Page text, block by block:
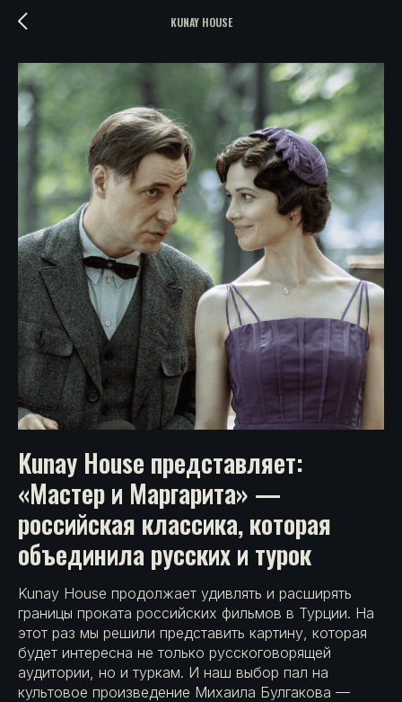
KUNAY HOUSE
Kunay House представляет:
«Мастер и Маргарита» —
российская классика, которая
объединила русских и турок
Kunay House продолжает удивлять и расширять
границы проката российских фильмов в Турции. На
этот раз мы решили представить картину, которая
будет интересна не только русскоговорящей
аудитории, но и туркам. И наш выбор пал на
культовое произведение Михаила Булгакова —